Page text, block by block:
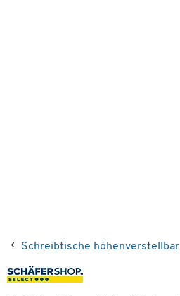
Schreibtische höhenverstellbar